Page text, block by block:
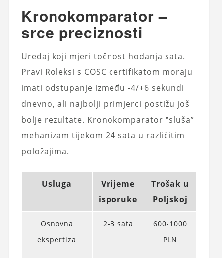
Kronokomparator –
srce preciznosti
Uređaj koji mjeri točnost hodanja sata.
Pravi Roleksi s COSC certifikatom moraju
imati odstupanje između -4/+6 sekundi
dnevno, ali najbolji primjerci postižu još
bolje rezultate. Kronokomparator “sluša”
mehanizam tijekom 24 sata u različitim
položajima.
Usluga
Vrijeme
isporuke
Trošak u
Poljskoj
Osnovna
ekspertiza
2-3 sata
600-1000
PLN